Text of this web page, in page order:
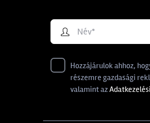
Hozzájárulok ahhoz,
részemre gazdasági
valamint az